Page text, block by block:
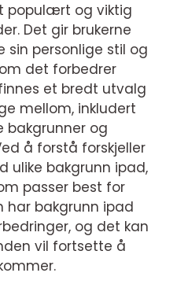
populært og viktig
Det gir brukerne
sin personlige stil og
det forbedrer
et bredt utvalg
mellom, inkludert
bakgrunner og
å forstå forskjeller
ulike bakgrunn ipad,
passer best for
har bakgrunn ipad
og det kan
vil fortsette å